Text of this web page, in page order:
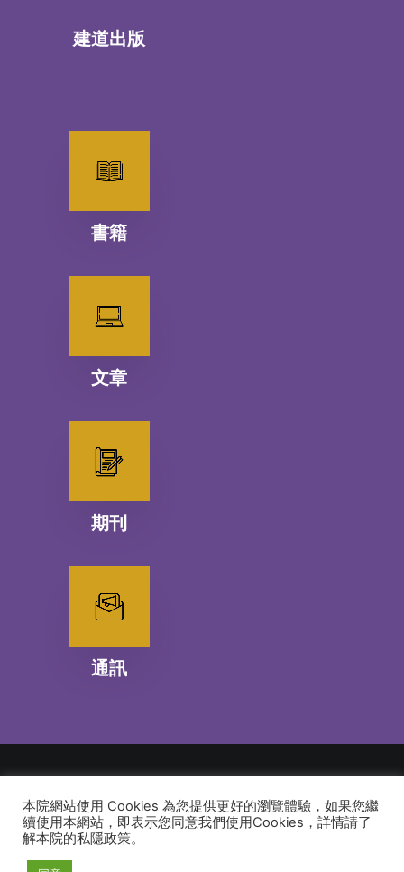
建道出版
書籍
文章
期刊
通訊
© 2026 建道神學院Alliance Bible Seminary. All rights reserved
本院網站使用 Cookies 為您提供更好的瀏覽體驗，如果您繼
續使用本網站，即表示您同意我們使用Cookies，詳情請了
解本院的私隱政策。